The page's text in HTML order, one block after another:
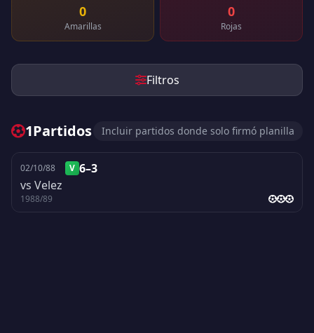
0
Amarillas
0
Rojas
Filtros
1Partidos Incluir partidos donde solo firmó planilla
02/10/88 V 6–3
vs Velez
1988/89